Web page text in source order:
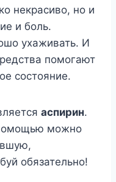
некрасиво, но и
и боль.
ухаживать. И
помогают
состояние.
аспирин.
можно
обязательно!